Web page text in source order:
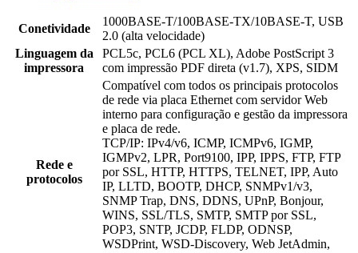
Conetividade
1000BASE-T/100BASE-TX/10BASE-T, USB
2.0 (alta velocidade)
Linguagem da
impressora
PCL5c, PCL6 (PCL XL), Adobe PostScript 3
com impressão PDF direta (v1.7), XPS, SIDM
Rede e
protocolos
Compatível com todos os principais protocolos
de rede via placa Ethernet com servidor Web
interno para configuração e gestão da impressora
e placa de rede.
TCP/IP: IPv4/v6, ICMP, ICMPv6, IGMP,
IGMPv2, LPR, Port9100, IPP, IPPS, FTP, FTP
por SSL, HTTP, HTTPS, TELNET, IPP, Auto
IP, LLTD, BOOTP, DHCP, SNMPv1/v3,
SNMP Trap, DNS, DDNS, UPnP, Bonjour,
WINS, SSL/TLS, SMTP, SMTP por SSL,
POP3, SNTP, JCDP, FLDP, ODNSP,
WSDPrint, WSD-Discovery, Web JetAdmin,